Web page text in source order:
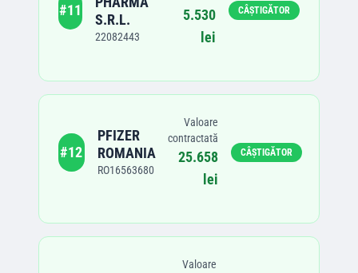
#11
S.R.L.
22082443
5.530
lei
CÂȘTIGĂTOR
#12
PFIZER
ROMANIA
RO16563680
Valoare
contractată
25.658
lei
CÂȘTIGĂTOR
Valoare